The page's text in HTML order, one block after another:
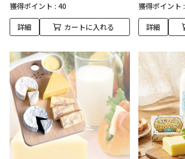
獲得ポイント : 40
詳細 カートに入れる
獲得ポイント :
詳細